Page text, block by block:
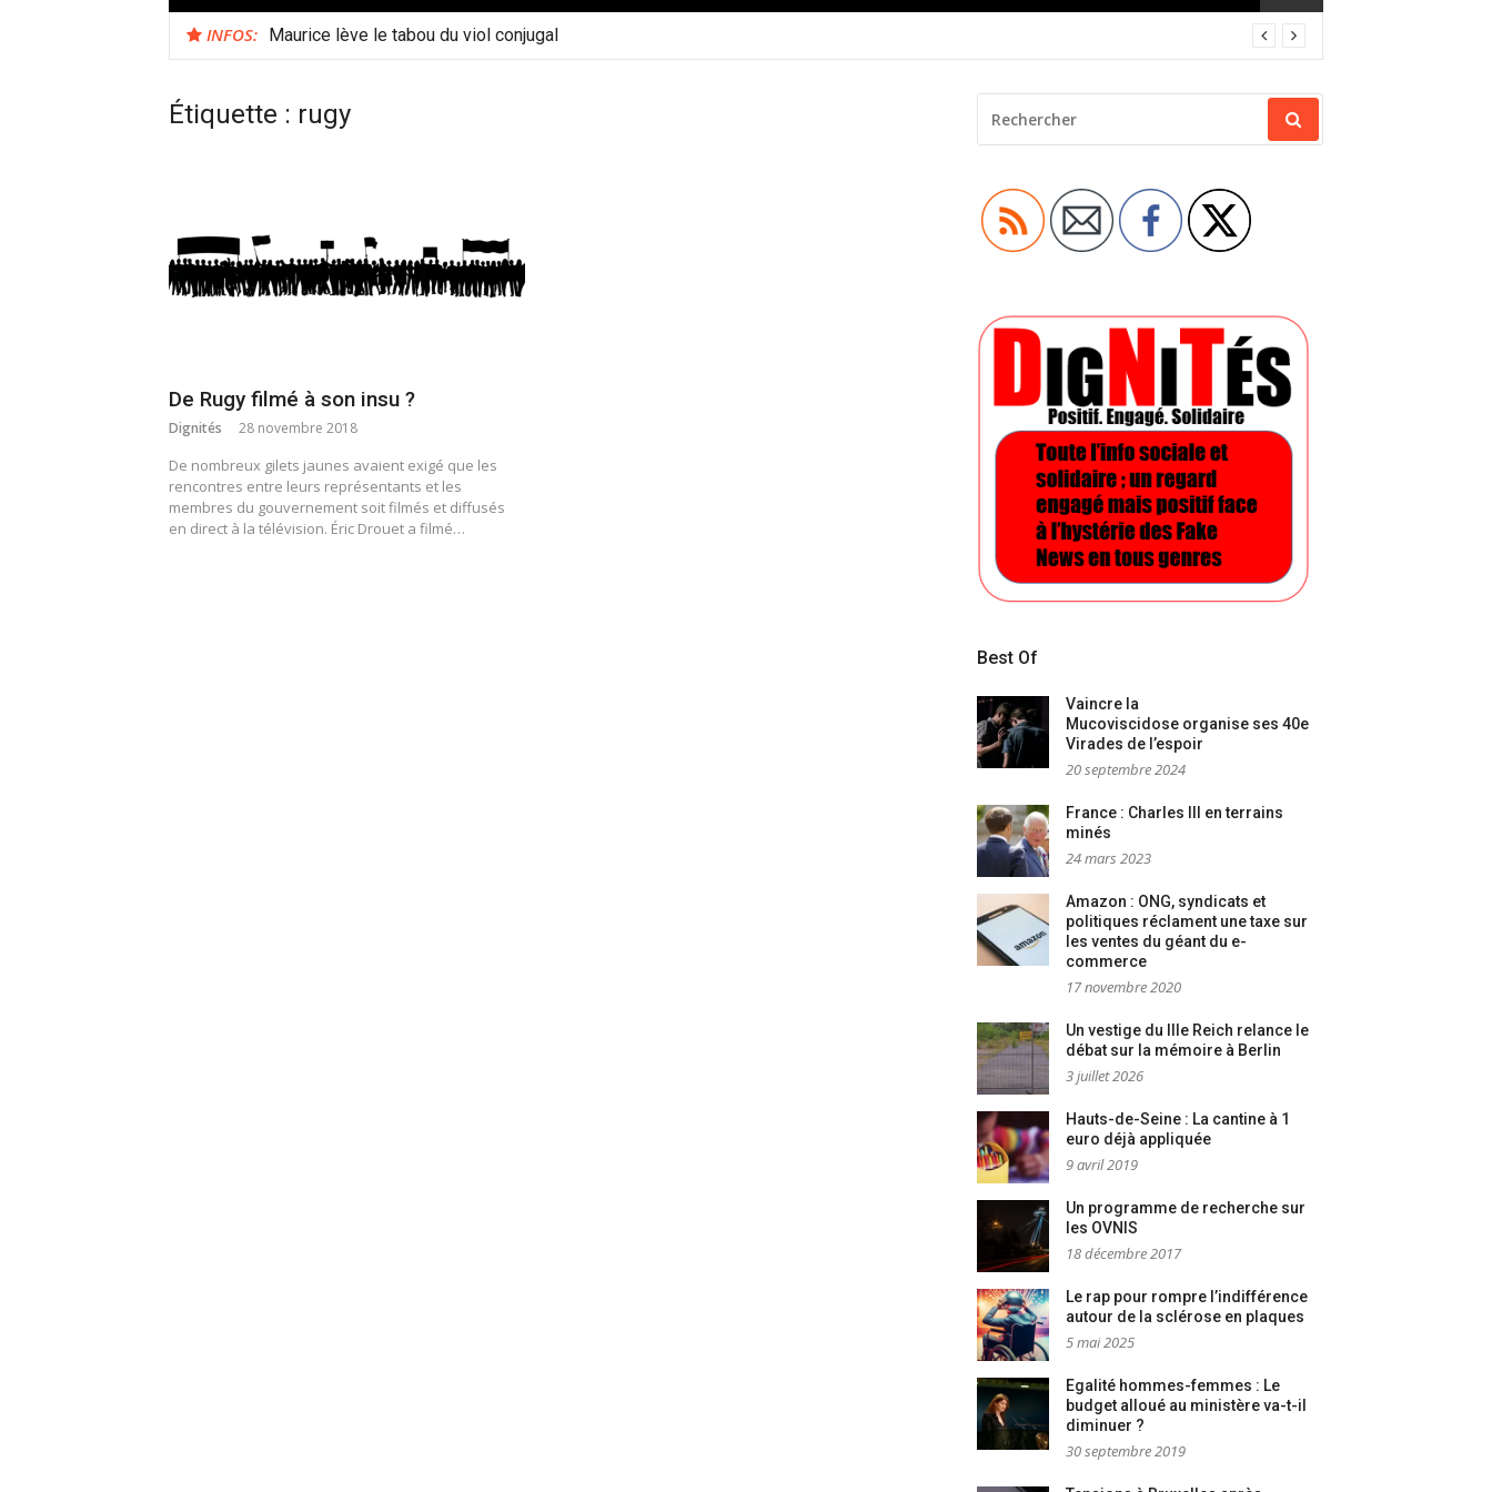
INFOS: Maurice lève le tabou du viol conjugal
Étiquette : rugy
De Rugy filmé à son insu ?
Dignités 28 novembre 2018
De nombreux gilets jaunes avaient exigé que les
rencontres entre leurs représentants et les
membres du gouvernement soit filmés et diffusés
en direct à la télévision. Éric Drouet a filmé…
POUR
:
Best Of
Vaincre la
Mucoviscidose organise ses 40e
Virades de l’espoir
20 septembre 2024
France : Charles III en terrains
minés
24 mars 2023
Amazon : ONG, syndicats et
politiques réclament une taxe sur
les ventes du géant du e-
commerce
17 novembre 2020
Un vestige du IIIe Reich relance le
débat sur la mémoire à Berlin
3 juillet 2026
Hauts-de-Seine : La cantine à 1
euro déjà appliquée
9 avril 2019
Un programme de recherche sur
les OVNIS
18 décembre 2017
Le rap pour rompre l’indifférence
autour de la sclérose en plaques
5 mai 2025
Egalité hommes-femmes : Le
budget alloué au ministère va-t-il
diminuer ?
30 septembre 2019